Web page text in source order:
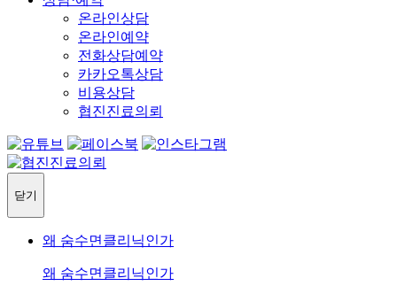
온라인상담
온라인예약
전화상담예약
카카오톡상담
비용상담
협진진료의뢰
닫기
왜 숨수면클리닉인가
왜 숨수면클리닉인가